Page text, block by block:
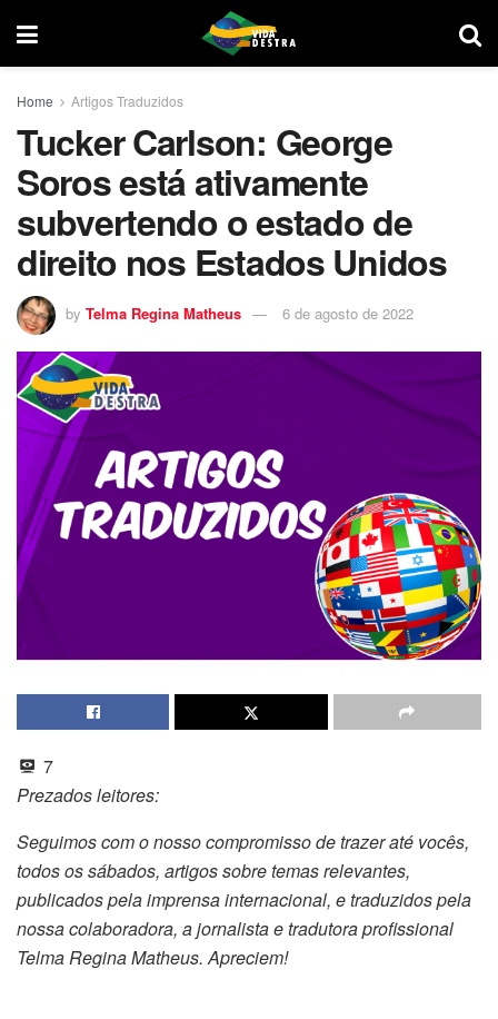
Home Artigos Traduzidos
Tucker Carlson: George
Soros está ativamente
subvertendo o estado de
direito nos Estados Unidos
by Telma Regina Matheus 6 de agosto de 2022
7
Prezados leitores:
Seguimos com o nosso compromisso de trazer até vocês,
todos os sábados, artigos sobre temas relevantes,
publicados pela imprensa internacional, e traduzidos pela
nossa colaboradora, a jornalista e tradutora profissional
Telma Regina Matheus. Apreciem!